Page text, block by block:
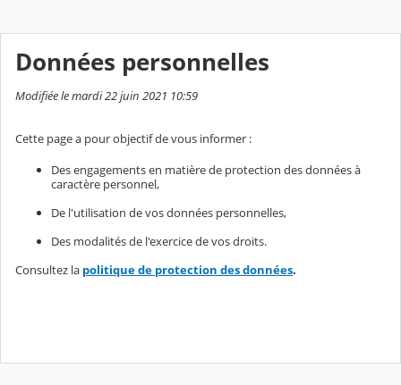
Données personnelles
Modifiée le mardi 22 juin 2021 10:59
Cette page a pour objectif de vous informer :
Des engagements en matière de protection des données à
caractère personnel,
De l'utilisation de vos données personnelles,
Des modalités de l'exercice de vos droits.
Consultez la politique de protection des données.